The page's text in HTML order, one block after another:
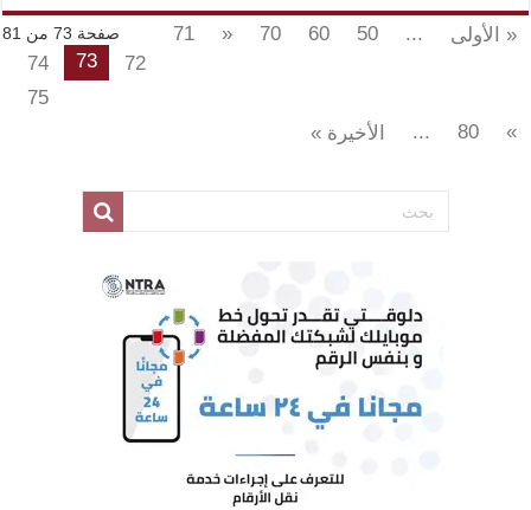
صفحة 73 من 81 « الأولى ...
50
60
70
«
71
72
73
74
75
»
80
... الأخيرة »